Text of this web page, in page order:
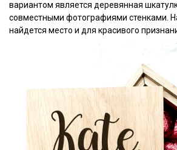
вариантом является деревянная
совместными фотографиями стенками.
найдется место и для красивого